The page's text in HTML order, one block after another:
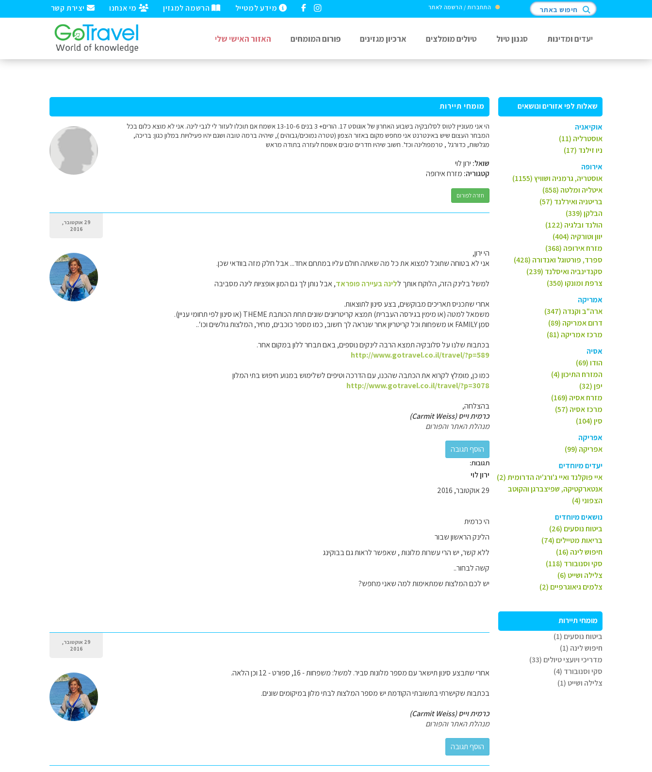
יצירת קשר מי אנחנו הרשמה למגזין מידע למטייל התחברות / הרשמה לאתר חיפוש באתר
יעדים ומדינות סגנון טיול טיולים מומלצים ארכיון מגזינים פורום המומחים האזור האישי שלי
שאלות לפי אזורים ונושאים
אוקיאניה
אוסטרליה (11)
ניו זילנד (17)
אירופה
אוסטריה, גרמניה ושוויץ (1155)
איטליה ומלטה (858)
בריטניה ואירלנד (57)
הבלקן (339)
הולנד ובלגיה (122)
יוון וטורקיה (404)
מזרח אירופה (368)
ספרד, פורטוגל ואנדורה (428)
סקנדינביה ואיסלנד (239)
צרפת ומונקו (350)
אמריקה
ארה"ב וקנדה (347)
דרום אמריקה (89)
מרכז אמריקה (81)
אסיה
הודו (69)
המזרח התיכון (4)
יפן (32)
מזרח אסיה (169)
מרכז אסיה (57)
סין (104)
אפריקה
אפריקה (99)
יעדים מיוחדים
איי פוקלנד ואיי ג'ורג'יה הדרומית (2)
אנטארקטיקה, שפיצברגן והקוטב
הצפוני (4)
נושאים מיוחדים
ביטוח נוסעים (26)
בריאות מטיילים (74)
חיפוש לינה (16)
סקי וסנובורד (118)
צלילה ושייט (6)
צלמים גיאוגרפיים (2)
מומחי תיירות
ביטוח נוסעים (1)
חיפוש לינה (1)
מדריכי ויועצי טיולים (33)
סקי וסנובורד (4)
צלילה ושייט (1)
מומחי תיירות
הי אני מעוניין לטוס לסלובקיה בשבוע האחרון של אוגוסט 17. הורים+ 3 בנים 13-10-6 אשמח אם תוכלו לעזור לי לגבי לינה. אני לא מוצא כלום בכל
המבחר העצום שיש באינטרנט אני מחפש מקום באזור הצפון (טטרה נמוכים/גבוהים ), שיהיה ברמה טובה ושגם יהיו פעילויות במלון כגון: בריכה,
מגלשות, כדורגל , טרמפולינה וכד'. חשוב שיהיו חדרים טובים אשמח לעזרה בתודה מראש
שואל: ירון לוי
קטגוריה: מזרח אירופה
חזרה לפורום
29 אוקטובר,
2016
הי ירון,
אני לא בטוחה שתוכל למצוא את כל מה שאתה חולם עליו במתחם אחד... אבל חלק מזה בוודאי שכן.
למשל בלינק הזה, הלוקח אותך ללינה בעיירה פופראד, אבל נותן לך גם המון אופציות לינה מסביבה
אחרי שתכניס תאריכים מבוקשים, בצע סינון לתוצאות.
משמאל למטה (או מימין בגירסה העברית) תמצא קריטריונים שונים תחת הכותבת THEME (או סינון לפי תחומי עניין).
סמן FAMILY או משפחות וכל קריטריון אחר שנראה לך חשוב, כמו מספר כוכבים, מחיר, המלצות גולשים וכו′..
בכתבות שלנו על סלובקיה תמצא הרבה לינקים נוספים, באם תבחר ללון במקום אחר.
http://www.gotravel.co.il/travel/?p=589
כמו כן, מומלץ לקרוא את הכתבה שהכנו, עם הדרכה וטיפים לשלימוש במנוע חיפוש בתי המלון
http://www.gotravel.co.il/travel/?p=3078
בהצלחה,
כרמית וייס (Carmit Weiss)
מנהלת האתר והפורום
תגובות:
ירון לוי
29 אוקטובר, 2016
הי כרמית
הלינק הראשון שבור
ללא קשר, יש הרי עשרות מלונות , שאפשר לראות גם בבוקינג
קשה לבחור..
יש לכם המלצות שמתאימות למה שאני מחפש?
29 אוקטובר,
2016
אחרי שתבצע סינון תישאר עם מספר מלונות סביר. למשל: משפחות - 16, ספורט - 12 וכן הלאה.
בכתבות שקישרתי בתשובתי הקודמת יש מספר המלצות לבתי מלון במיקומים שונים.
כרמית וייס (Carmit Weiss)
מנהלת האתר והפורום